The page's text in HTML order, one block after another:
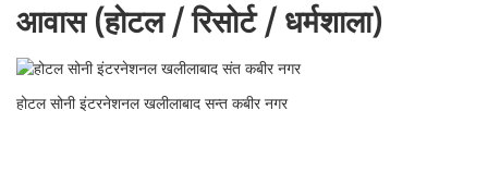
आवास (होटल / रिसोर्ट / धर्मशाला)
होटल सोनी इंटरनेशनल खलीलाबाद सन्त कबीर नगर